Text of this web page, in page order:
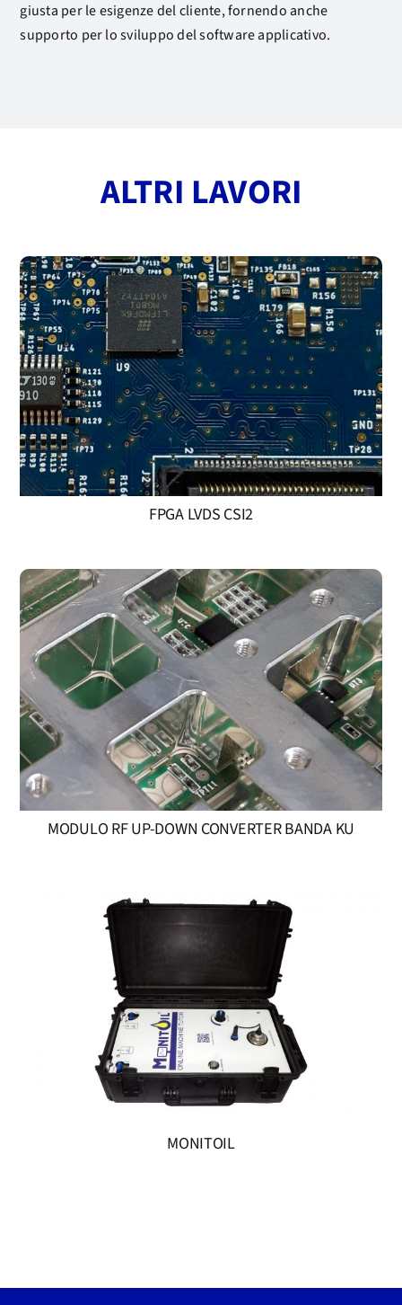
giusta per le esigenze del cliente, fornendo anche
supporto per lo sviluppo del software applicativo.
ALTRI LAVORI
FPGA LVDS CSI2
MODULO RF UP-DOWN CONVERTER BANDA KU
MONITOIL